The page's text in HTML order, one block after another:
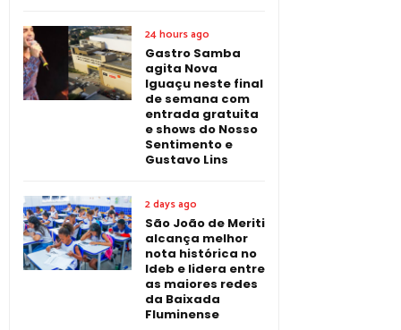
24 hours ago
Gastro Samba
agita Nova
Iguaçu neste final
de semana com
entrada gratuita
e shows do Nosso
Sentimento e
Gustavo Lins
2 days ago
São João de Meriti
alcança melhor
nota histórica no
Ideb e lidera entre
as maiores redes
da Baixada
Fluminense